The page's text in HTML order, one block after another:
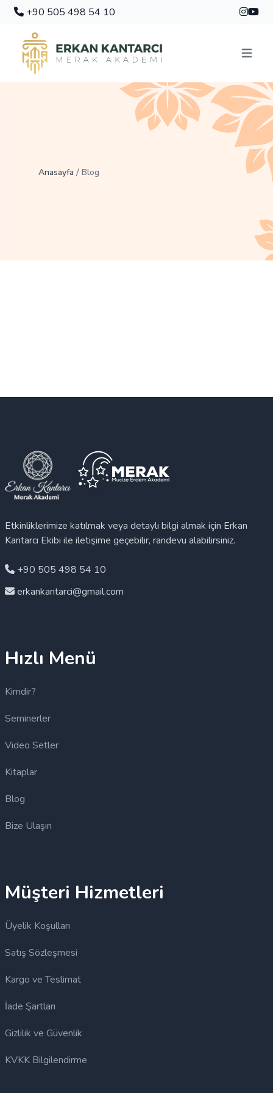
+90 505 498 54 10
Menüyü
Anasayfa / Blog
Etkinliklerimize katılmak veya detaylı bilgi almak için Erkan
Kantarcı Ekibi ile iletişime geçebilir, randevu alabilirsiniz.
+90 505 498 54 10
erkankantarci@gmail.com
Hızlı Menü
Kimdir?
Seminerler
Video Setler
Kitaplar
Blog
Bize Ulaşın
Müşteri Hizmetleri
Üyelik Koşulları
Satış Sözleşmesi
Kargo ve Teslimat
İade Şartları
Gizlilik ve Güvenlik
KVKK Bilgilendirme